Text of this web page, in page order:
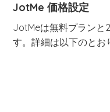
JotMe 価格設定
JotMeは無料プランと
す。詳細は以下のとお